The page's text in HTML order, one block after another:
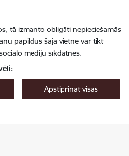
tā izmanto obligāti nepieciešamās
papildus šajā vietnē var tikt
mediju sīkdatnes.
Apstiprināt visas